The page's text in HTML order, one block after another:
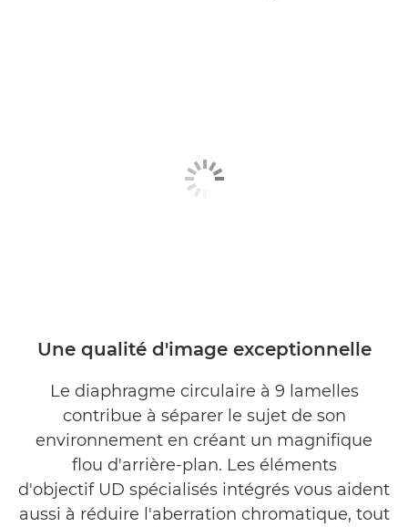
Une qualité d'image exceptionnelle
Le diaphragme circulaire à 9 lamelles
contribue à séparer le sujet de son
environnement en créant un magnifique
flou d'arrière-plan. Les éléments
d'objectif UD spécialisés intégrés vous aident
aussi à réduire l'aberration chromatique, tout